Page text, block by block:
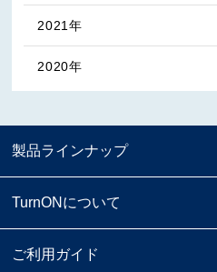
2021年
2020年
製品ラインナップ
TurnONについて
ご利用ガイド